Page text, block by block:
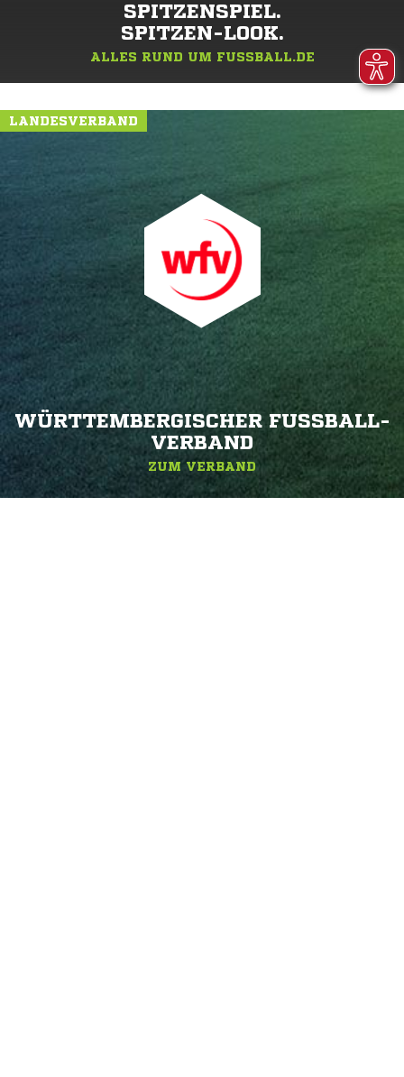
SPITZENSPIEL.
SPITZEN-LOOK.
ALLES RUND UM FUSSBALL.DE
LANDESVERBAND
WÜRTTEMBERGISCHER FUSSBALL-V
ERBAND
ZUM VERBAND